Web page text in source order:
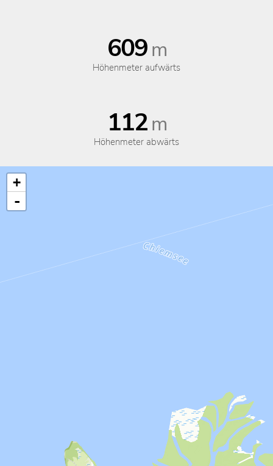
609m
Höhenmeter aufwärts
112m
Höhenmeter abwärts
+
-